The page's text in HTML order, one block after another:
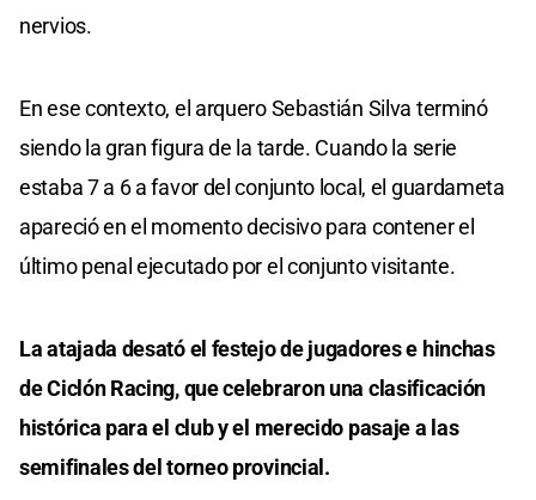
nervios.
En ese contexto, el arquero Sebastián Silva terminó
siendo la gran figura de la tarde. Cuando la serie
estaba 7 a 6 a favor del conjunto local, el guardameta
apareció en el momento decisivo para contener el
último penal ejecutado por el conjunto visitante.
La atajada desató el festejo de jugadores e hinchas
de Ciclón Racing, que celebraron una clasificación
histórica para el club y el merecido pasaje a las
semifinales del torneo provincial.